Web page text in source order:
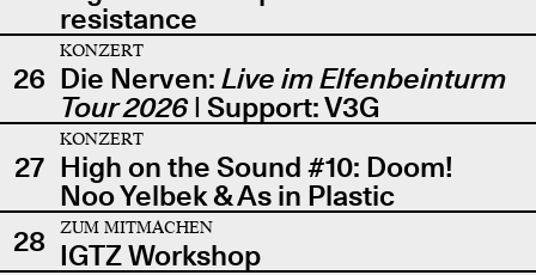
resistance
26
KONZERT
Die Nerven: Live im Elfenbeinturm
Tour 2026| Support: V3G
27
KONZERT
High on the Sound #10: Doom!
Noo Yelbek & As in Plastic
28
ZUM MITMACHEN
IGTZ Workshop